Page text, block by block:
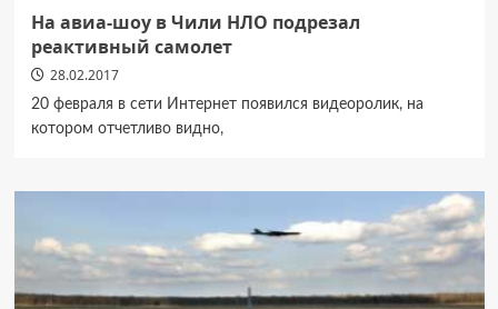
На авиа-шоу в Чили НЛО подрезал
реактивный самолет
28.02.2017
20 февраля в сети Интернет появился видеоролик, на
котором отчетливо видно,